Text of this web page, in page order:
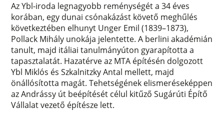
Az Ybl-iroda legnagyobb reménységét a 34 éves
korában, egy dunai csónakázást követő meghűlés
következtében elhunyt Unger Emil (1839–1873),
Pollack Mihály unokája jelentette. A berlini akadémián
tanult, majd itáliai tanulmányúton gyarapította a
tapasztalatát. Hazatérve az MTA építésén dolgozott
Ybl Miklós és Szkalnitzky Antal mellett, majd
önállósította magát. Tehetségének elismeréseképpen
az Andrássy út beépítését célul kitűző Sugárúti Építő
Vállalat vezető építésze lett.